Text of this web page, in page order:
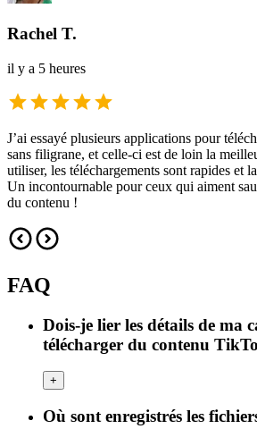
Rachel T.
il y a 5 heures
J’ai essayé plusieurs applications pour
sans filigrane, et celle-ci est de loin la
utiliser, les téléchargements sont rapides et
Un incontournable pour ceux qui aiment
du contenu !
FAQ
Dois-je lier les détails de ma
télécharger du contenu
+
Où sont enregistrés les